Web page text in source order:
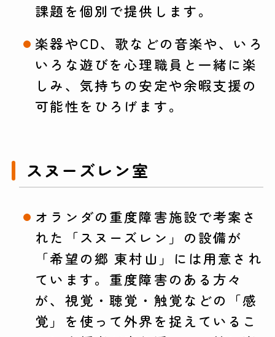
課題を個別で提供します。
楽器やCD、歌などの音楽や、いろ
いろな遊びを心理職員と一緒に楽
しみ、気持ちの安定や余暇支援の
可能性をひろげます。
スヌーズレン室
オランダの重度障害施設で考案さ
れた「スヌーズレン」の設備が
「希望の郷 東村山」には用意され
ています。重度障害のある方々
が、視覚・聴覚・触覚などの「感
覚」を使って外界を捉えているこ